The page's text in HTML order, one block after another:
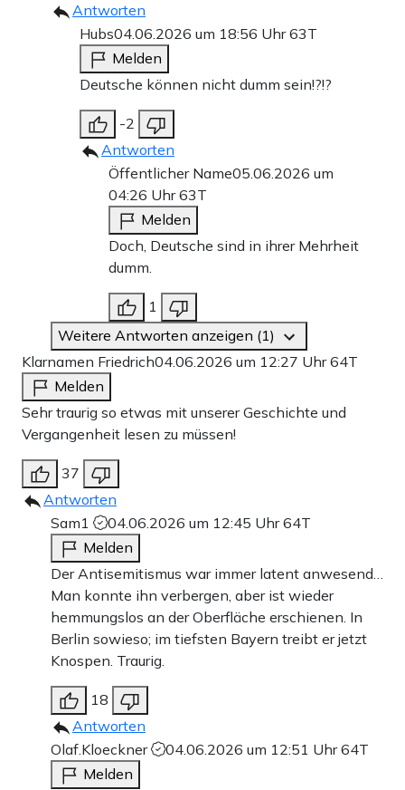
Antworten
Hubs04.06.2026 um 18:56 Uhr63T
Melden
Deutsche können nicht dumm sein!?!?
-2
Antworten
Öffentlicher Name05.06.2026 um
04:26 Uhr63T
Melden
Doch, Deutsche sind in ihrer Mehrheit
dumm.
1
Weitere Antworten anzeigen (1)
Klarnamen Friedrich04.06.2026 um 12:27 Uhr64T
Melden
Sehr traurig so etwas mit unserer Geschichte und
Vergangenheit lesen zu müssen!
37
Antworten
Sam1
04.06.2026 um 12:45 Uhr64T
Melden
Der Antisemitismus war immer latent anwesend…
Man konnte ihn verbergen, aber ist wieder
hemmungslos an der Oberfläche erschienen. In
Berlin sowieso; im tiefsten Bayern treibt er jetzt
Knospen. Traurig.
18
Antworten
Olaf.Kloeckner
04.06.2026 um 12:51 Uhr64T
Melden